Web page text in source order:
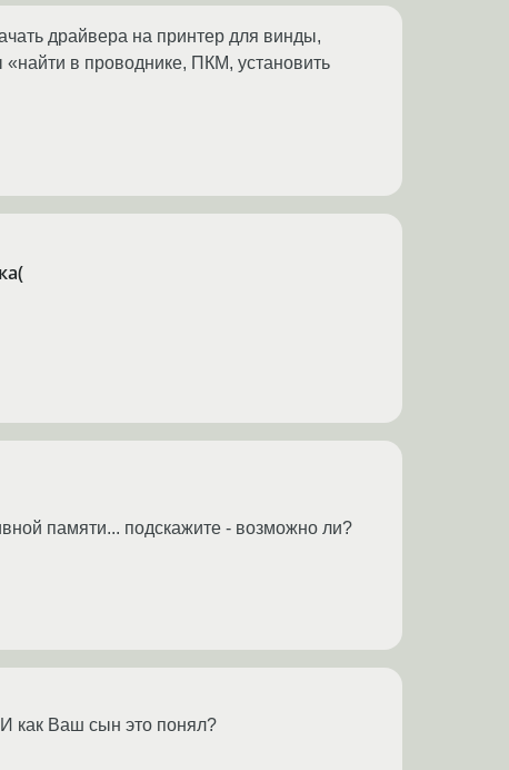
драйвера на принтер для винды,
«найти в проводнике, ПКМ, установить
памяти... подскажите - возможно ли?
как Ваш сын это понял?